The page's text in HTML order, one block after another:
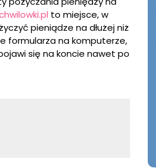
to miejsce, w
pieniądze na dłużej niż
formularza na komputerze,
się na koncie nawet po